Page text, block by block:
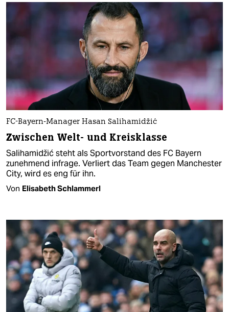
FC-Bayern-Manager Hasan Salihamidžić
Zwischen Welt- und Kreisklasse
Salihamidžić steht als Sportvorstand des FC Bayern
zunehmend infrage. Verliert das Team gegen Manchester
City, wird es eng für ihn.
Von Elisabeth Schlammerl